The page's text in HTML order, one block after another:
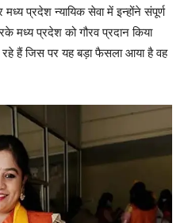
प्रदेश न्यायिक सेवा में इन्होंने संपूर्ण
मध्य प्रदेश को गौरव प्रदान किया
हैं जिस पर यह बड़ा फैसला आया है वह